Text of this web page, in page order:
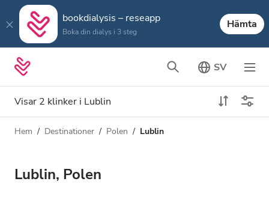
bookdialysis – reseapp
Boka din dialys i 3 steg
Hämta
SV
Visar 2 klinker i Lublin
Dialystyp
Alla dialyser
Avstånd
Hem Destinationer Polen Lublin
Lublin, Polen